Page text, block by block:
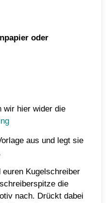
oder
wir hier wider die
aus und legt sie
Kugelschreiber
die
nach. Drückt dabei